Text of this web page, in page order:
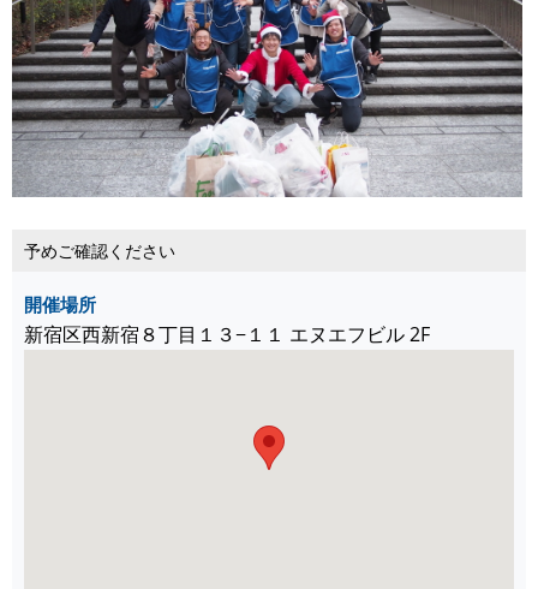
予めご確認ください
開催場所
新宿区西新宿８丁目１３−１１ エヌエフビル 2F